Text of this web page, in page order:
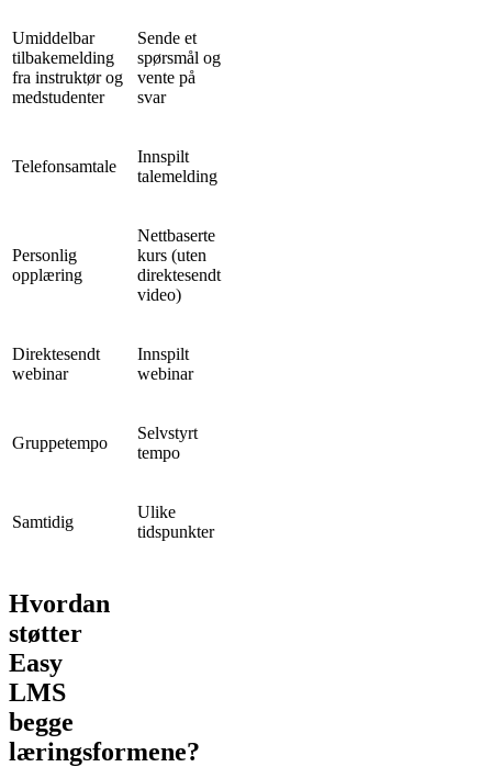
Umiddelbar
tilbakemelding
fra instruktør og
medstudenter
Sende et
spørsmål og
vente på
svar
Telefonsamtale
Innspilt
talemelding
Personlig
opplæring
Nettbaserte
kurs (uten
direktesendt
video)
Direktesendt
webinar
Innspilt
webinar
Gruppetempo
Selvstyrt
tempo
Samtidig
Ulike
tidspunkter
Hvordan
støtter
Easy
LMS
begge
læringsformene?